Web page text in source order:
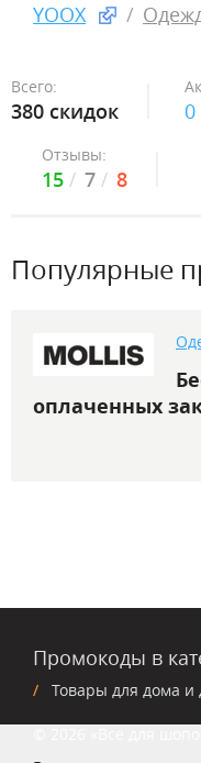
YOOX
Всего:
380 скидок 0
Отзывы:
15 7 8
Популярные
оплаченных
Промокоды в
Товары для дома и